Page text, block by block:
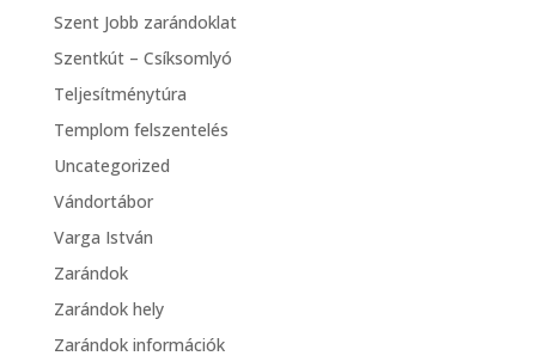
Szent Jobb zarándoklat
Szentkút – Csíksomlyó
Teljesítménytúra
Templom felszentelés
Uncategorized
Vándortábor
Varga István
Zarándok
Zarándok hely
Zarándok információk